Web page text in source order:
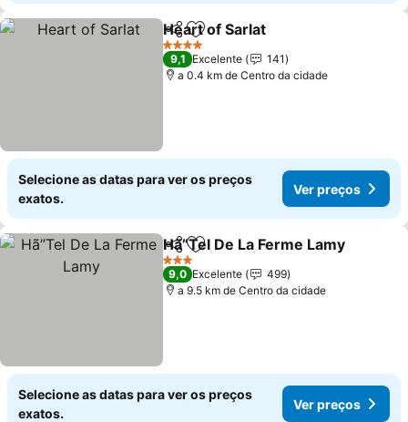
PartilharAdicionar aos favoritos
Heart of Sarlat
4 Estrelas
9,1 Excelente
141
a 0.4 km de Centro da cidade
Selecione as datas para ver os preços
exatos.
Ver preços
PartilharAdicionar aos favoritos
Hã”Tel De La Ferme Lamy
3 Estrelas
9,0 Excelente
499
a 9.5 km de Centro da cidade
Selecione as datas para ver os preços
exatos.
Ver preços